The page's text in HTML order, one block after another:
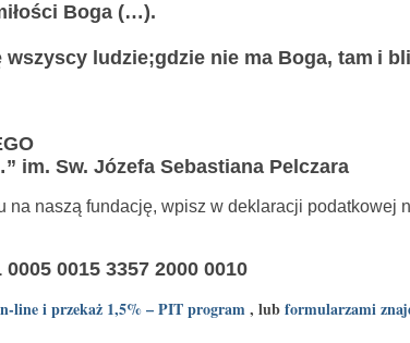
Boga (…).
ludzie;gdzie nie ma Boga, tam i
im. Sw. Józefa Sebastiana Pelczara
naszą fundację, wpisz w deklaracji podatkowej
0015 3357 2000 0010
line i przekaż 1,5% – PIT program, lubformularzami